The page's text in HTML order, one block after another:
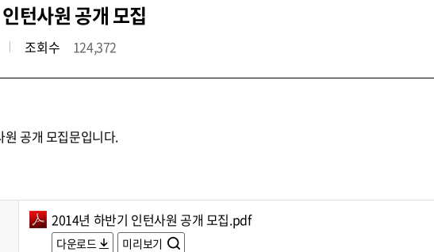
턴사원 공개 모집
조회수 124,372
공개 모집문입니다.
2014년 하반기 인턴사원 공개 모집.pdf
다운로드 미리보기